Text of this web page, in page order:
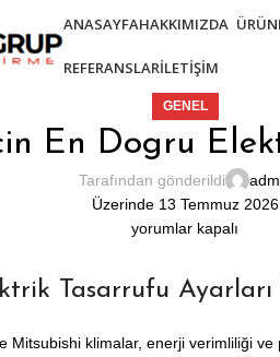
ANASAYFAHAKKIMIZDA
REFERANSLARİLETIŞIM
GENEL
En Dogru
Tarafından gönderildi
Üzerinde 13 Temmuz 2026
yorumlar kapalı
Tasarrufu
Mitsubishi klimalar, enerji verimliliği